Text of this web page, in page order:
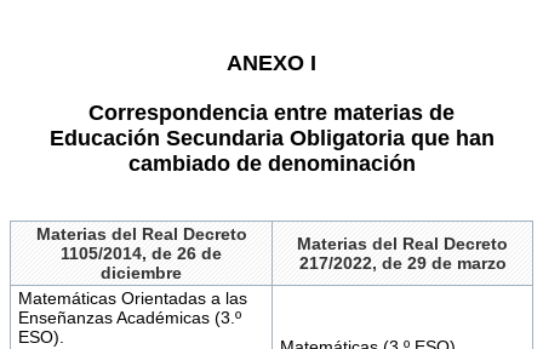
ANEXO I
Correspondencia entre materias de
Educación Secundaria Obligatoria que han
cambiado de denominación
Materias del Real Decreto
1105/2014, de 26 de
diciembre
Materias del Real Decreto
217/2022, de 29 de marzo
Matemáticas Orientadas a las
Enseñanzas Académicas (3.º
ESO).